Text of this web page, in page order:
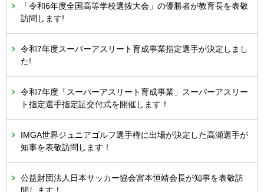
「令和6年度全国高等学校選抜大会」の優勝者が教育長を表敬
訪問します!
令和7年度スーパーアスリート育成事業指定選手が決定しまし
た!
令和7年度「スーパーアスリート育成事業」スーパーアスリー
ト指定選手指定証交付式を開催します！
IMGA世界ジュニアゴルフ選手権に出場が決定した高瀬選手が
知事を表敬訪問します！
公益財団法人日本サッカー協会宮本恒靖会長が知事を表敬訪